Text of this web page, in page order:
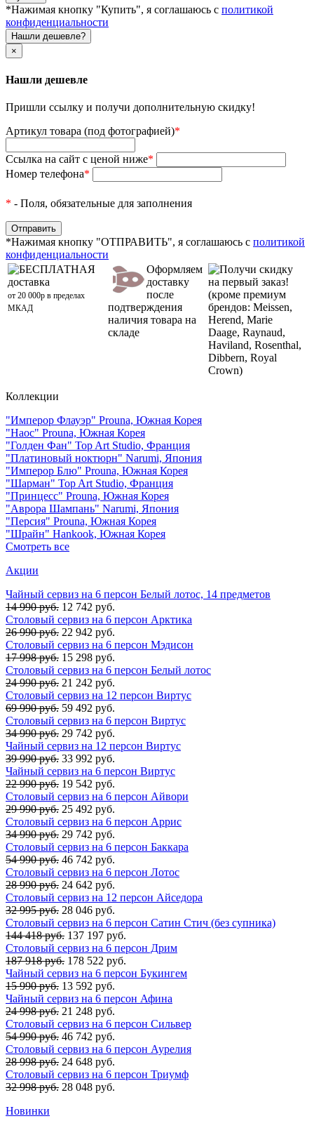
*Нажимая кнопку "Купить", я соглашаюсь с политикой
конфиденциальности
Нашли дешевле?
×
Нашли дешевле
Пришли ссылку и получи дополнительную скидку!
Артикул товара (под фотографией)*
Ссылка на сайт с ценой ниже*
Номер телефона*
* - Поля, обязательные для заполнения
*Нажимая кнопку "ОТПРАВИТЬ", я соглашаюсь с политикой
конфиденциальности
БЕСПЛАТНАЯ
доставка
от 20 000р в пределах
МКАД
Оформляем
доставку
после
подтверждения
наличия товара на
складе
Получи скидку
на первый заказ!
(кроме премиум
брендов: Meissen,
Herend, Marie
Daage, Raynaud,
Haviland, Rosenthal,
Dibbern, Royal
Crown)
Коллекции
"Имперор Флауэр" Prouna, Южная Корея
"Наос" Prouna, Южная Корея
"Голден Фан" Top Art Studio, Франция
"Платиновый ноктюрн" Narumi, Япония
"Имперор Блю" Prouna, Южная Корея
"Шарман" Top Art Studio, Франция
"Принцесс" Prouna, Южная Корея
"Аврора Шампань" Narumi, Япония
"Персия" Prouna, Южная Корея
"Шрайн" Hankook, Южная Корея
Смотреть все
Акции
Чайный сервиз на 6 персон Белый лотос, 14 предметов
14 990 руб. 12 742 руб.
Столовый сервиз на 6 персон Арктика
26 990 руб. 22 942 руб.
Столовый сервиз на 6 персон Мэдисон
17 998 руб. 15 298 руб.
Столовый сервиз на 6 персон Белый лотос
24 990 руб. 21 242 руб.
Столовый сервиз на 12 персон Виртус
69 990 руб. 59 492 руб.
Столовый сервиз на 6 персон Виртус
34 990 руб. 29 742 руб.
Чайный сервиз на 12 персон Виртус
39 990 руб. 33 992 руб.
Чайный сервиз на 6 персон Виртус
22 990 руб. 19 542 руб.
Столовый сервиз на 6 персон Айвори
29 990 руб. 25 492 руб.
Столовый сервиз на 6 персон Аррис
34 990 руб. 29 742 руб.
Столовый сервиз на 6 персон Баккара
54 990 руб. 46 742 руб.
Столовый сервиз на 6 персон Лотос
28 990 руб. 24 642 руб.
Столовый сервиз на 12 персон Айседора
32 995 руб. 28 046 руб.
Столовый сервиз на 6 персон Сатин Стич (без супника)
144 418 руб. 137 197 руб.
Столовый сервиз на 6 персон Дрим
187 918 руб. 178 522 руб.
Чайный сервиз на 6 персон Букингем
15 990 руб. 13 592 руб.
Чайный сервиз на 6 персон Афина
24 998 руб. 21 248 руб.
Столовый сервиз на 6 персон Сильвер
54 990 руб. 46 742 руб.
Столовый сервиз на 6 персон Аурелия
28 998 руб. 24 648 руб.
Столовый сервиз на 6 персон Триумф
32 998 руб. 28 048 руб.
Новинки